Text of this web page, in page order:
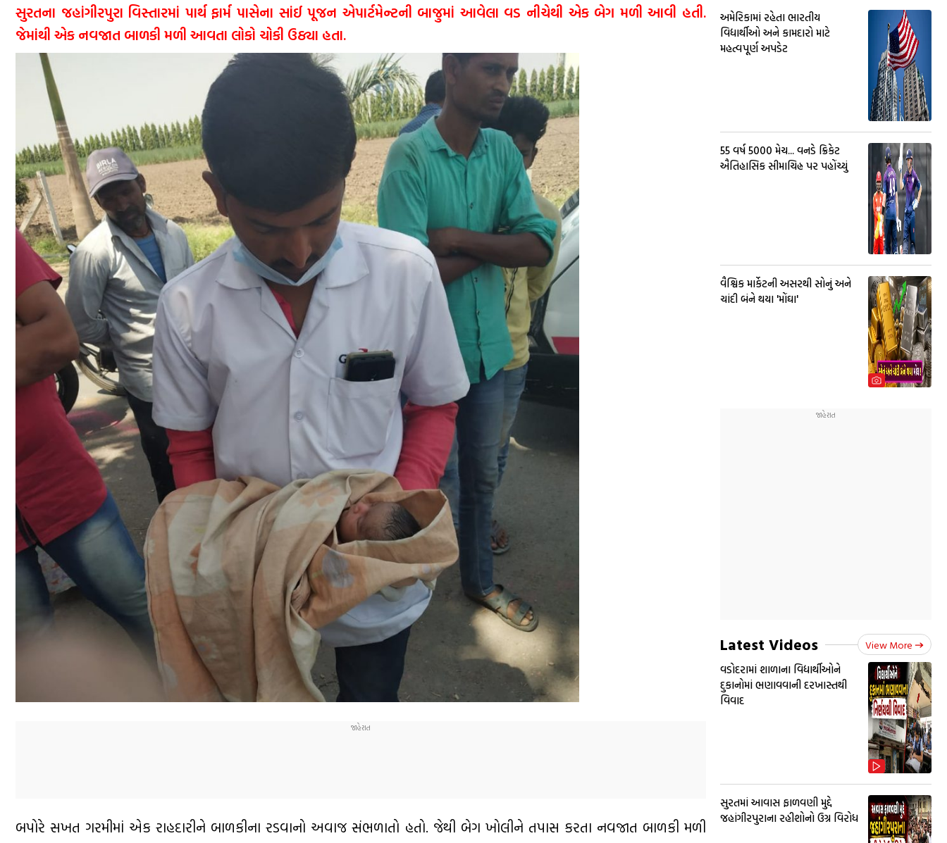
સુરતના જહાંગીરપુરા વિસ્તારમાં પાર્થ ફાર્મ પાસેના સાંઈ પૂજન એપાર્ટમેન્ટની બાજુમાં આવેલા વડ નીચેથી એક બેગ મળી આવી હતી.
જેમાંથી એક નવજાત બાળકી મળી આવતા લોકો ચોકી ઉઠ્યા હતા.
બપોરે સખત ગરમીમાં એક રાહદારીને બાળકીના રડવાનો અવાજ સંભળાતો હતો. જેથી બેગ ખોલીને તપાસ કરતા નવજાત બાળકી મળી
અમેરિકામાં રહેતા ભારતીય
વિદ્યાર્થીઓ અને કામદારો માટે
મહત્વપૂર્ણ અપડેટ
55 વર્ષ 5000 મેચ... વનડે ક્રિકેટ
ઐતિહાસિક સીમાચિહ્ન પર પહોંચ્યું
વૈશ્વિક માર્કેટની અસરથી સોનું અને
ચાંદી બંને થયા 'મોંઘા'
Latest Videos View More
વડોદરામાં શાળાના વિદ્યાર્થીઓને
દુકાનોમાં ભણાવવાની દરખાસ્તથી
વિવાદ
સુરતમાં આવાસ ફાળવણી મુદ્દે
જહાંગીરપુરાના રહીશોનો ઉગ્ર વિરોધ